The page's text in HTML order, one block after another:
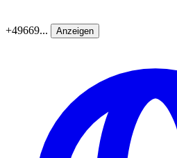
+49669... Anzeigen